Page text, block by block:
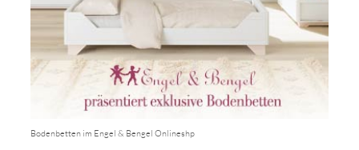
Bodenbetten im Engel & Bengel Onlineshp